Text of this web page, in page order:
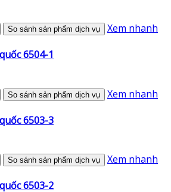
So sánh sản phẩm dịch vụ Xem nhanh
6504-1
So sánh sản phẩm dịch vụ Xem nhanh
6503-3
So sánh sản phẩm dịch vụ Xem nhanh
6503-2